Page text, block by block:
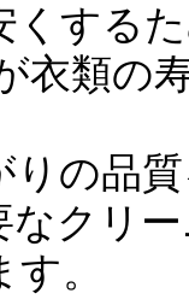
くする
衣類の
りの品
なクリ
。